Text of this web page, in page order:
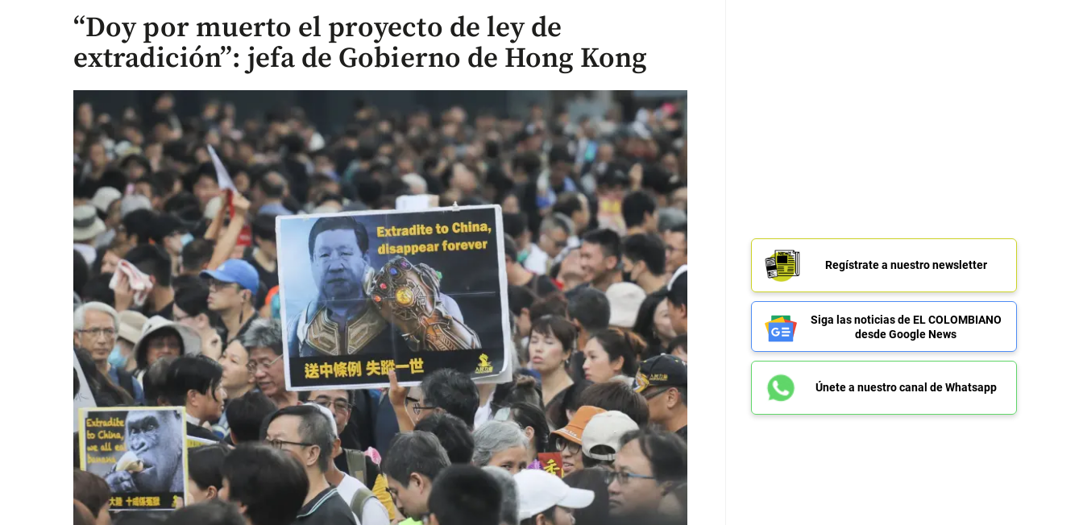
“Doy por muerto el proyecto de ley de
extradición”: jefa de Gobierno de Hong Kong
Regístrate a nuestro newsletter
Siga las noticias de EL COLOMBIANO
desde Google News
Únete a nuestro canal de Whatsapp